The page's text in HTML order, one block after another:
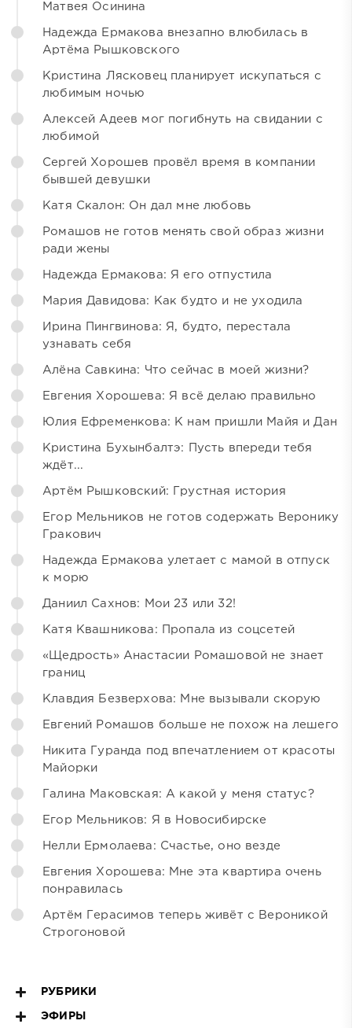
Матвея Осинина
Надежда Ермакова внезапно влюбилась в
Артёма Рышковского
Кристина Лясковец планирует искупаться с
любимым ночью
Алексей Адеев мог погибнуть на свидании с
любимой
Сергей Хорошев провёл время в компании
бывшей девушки
Катя Скалон: Он дал мне любовь
Ромашов не готов менять свой образ жизни
ради жены
Надежда Ермакова: Я его отпустила
Мария Давидова: Как будто и не уходила
Ирина Пингвинова: Я, будто, перестала
узнавать себя
Алёна Савкина: Что сейчас в моей жизни?
Евгения Хорошева: Я всё делаю правильно
Юлия Ефременкова: К нам пришли Майя и Дан
Кристина Бухынбалтэ: Пусть впереди тебя
ждёт...
Артём Рышковский: Грустная история
Егор Мельников не готов содержать Веронику
Гракович
Надежда Ермакова улетает с мамой в отпуск
к морю
Даниил Сахнов: Мои 23 или 32!
Катя Квашникова: Пропала из соцсетей
«Щедрость» Анастасии Ромашовой не знает
границ
Клавдия Безверхова: Мне вызывали скорую
Евгений Ромашов больше не похож на лешего
Никита Гуранда под впечатлением от красоты
Майорки
Галина Маковская: А какой у меня статус?
Егор Мельников: Я в Новосибирске
Нелли Ермолаева: Счастье, оно везде
Евгения Хорошева: Мне эта квартира очень
понравилась
Артём Герасимов теперь живёт с Вероникой
Строгоновой
РУБРИКИ
ЭФИРЫ